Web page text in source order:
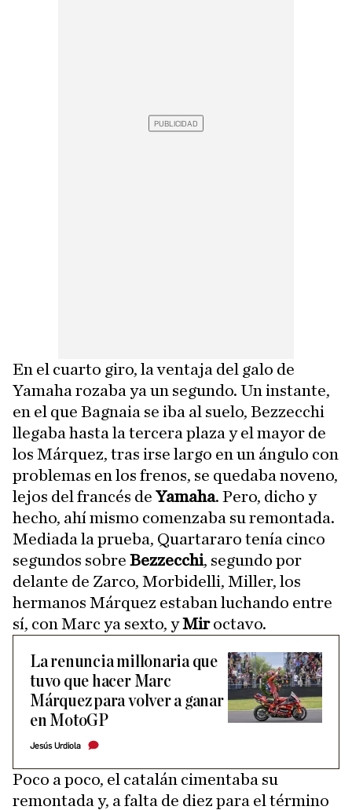
En el cuarto giro, la ventaja del galo de
Yamaha rozaba ya un segundo. Un instante,
en el que Bagnaia se iba al suelo, Bezzecchi
llegaba hasta la tercera plaza y el mayor de
los Márquez, tras irse largo en un ángulo con
problemas en los frenos, se quedaba noveno,
lejos del francés de Yamaha. Pero, dicho y
hecho, ahí mismo comenzaba su remontada.
Mediada la prueba, Quartararo tenía cinco
segundos sobre Bezzecchi, segundo por
delante de Zarco, Morbidelli, Miller, los
hermanos Márquez estaban luchando entre
sí, con Marc ya sexto, yMiroctavo.
La renuncia millonaria que
tuvo que hacer Marc
Márquez para volver a ganar
en MotoGP
Jesús Urdiola
Poco a poco, el catalán cimentaba su
remontada y, a falta de diez para el término